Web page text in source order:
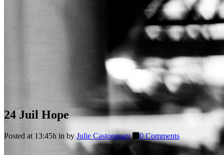
24 Juil Hope
Posted at 13:45h in by Julie Castonguay 0 Comments